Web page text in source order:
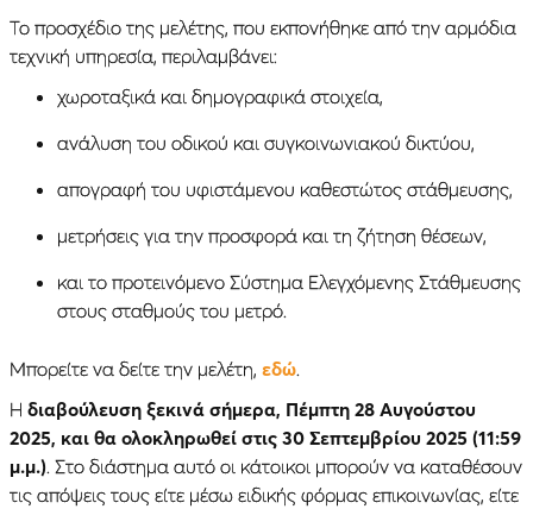
Το προσχέδιο της μελέτης, που εκπονήθηκε από την αρμόδια
τεχνική υπηρεσία, περιλαμβάνει:
χωροταξικά και δημογραφικά στοιχεία,
ανάλυση του οδικού και συγκοινωνιακού δικτύου,
απογραφή του υφιστάμενου καθεστώτος στάθμευσης,
μετρήσεις για την προσφορά και τη ζήτηση θέσεων,
και το προτεινόμενο Σύστημα Ελεγχόμενης Στάθμευσης
στους σταθμούς του μετρό.
Μπορείτε να δείτε την μελέτη, εδώ.
Η διαβούλευση ξεκινά σήμερα, Πέμπτη 28 Αυγούστου
2025, και θα ολοκληρωθεί στις 30 Σεπτεμβρίου 2025 (11:59
μ.μ.). Στο διάστημα αυτό οι κάτοικοι μπορούν να καταθέσουν
τις απόψεις τους είτε μέσω ειδικής φόρμας επικοινωνίας, είτε